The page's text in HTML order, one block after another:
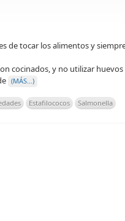
de tocar los alimentos y
cocinados, y no utilizar huevos
(MÁS…)
Estafilococos Salmonella